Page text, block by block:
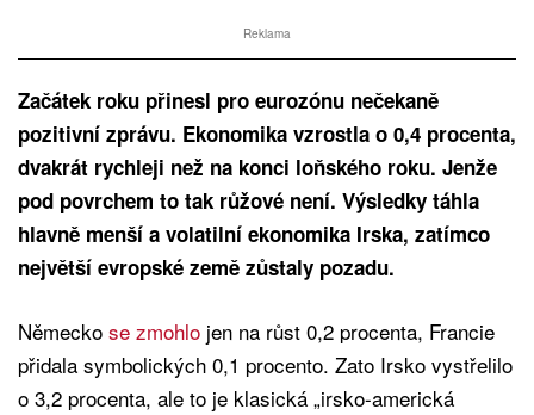
Reklama
Začátek roku přinesl pro eurozónu nečekaně
pozitivní zprávu. Ekonomika vzrostla o 0,4 procenta,
dvakrát rychleji než na konci loňského roku. Jenže
pod povrchem to tak růžové není. Výsledky táhla
hlavně menší a volatilní ekonomika Irska, zatímco
největší evropské země zůstaly pozadu.
Německo se zmohlo jen na růst 0,2 procenta, Francie
přidala symbolických 0,1 procento. Zato Irsko vystřelilo
o 3,2 procenta, ale to je klasická „irsko-americká